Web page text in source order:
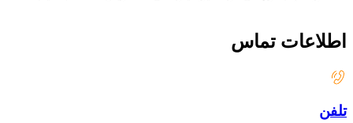
اطلاعات تماس
تلفن